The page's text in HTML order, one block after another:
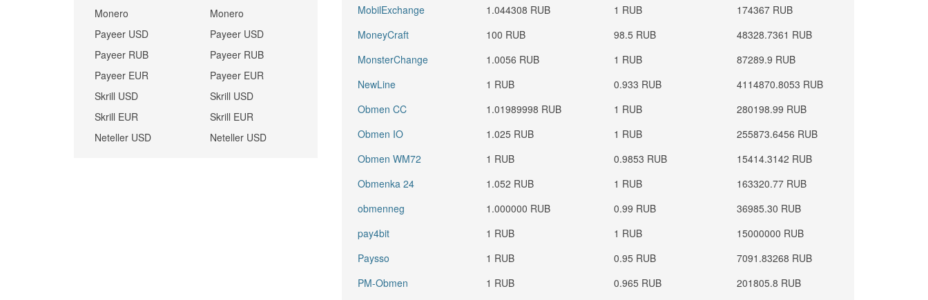
Monero
Payeer USD
Payeer RUB
Payeer EUR
Skrill USD
Skrill EUR
Neteller USD
Monero
Payeer USD
Payeer RUB
Payeer EUR
Skrill USD
Skrill EUR
Neteller USD
MobilExchange
1.044308 RUB 1 RUB
174367 RUB
MoneyCraft
100 RUB 98.5 RUB
48328.7361 RUB
MonsterChange
1.0056 RUB 1 RUB
87289.9 RUB
NewLine
1 RUB 0.933 RUB
4114870.8053 RUB
Obmen CC
1.01989998 RUB 1 RUB
280198.99 RUB
Obmen IO
1.025 RUB 1 RUB
255873.6456 RUB
Obmen WM72
1 RUB 0.9853 RUB
15414.3142 RUB
Obmenka 24
1.052 RUB 1 RUB
163320.77 RUB
obmenneg
1.000000 RUB 0.99 RUB
36985.30 RUB
pay4bit
1 RUB 1 RUB
15000000 RUB
Paysso
1 RUB 0.95 RUB
7091.83268 RUB
PM-Obmen
1 RUB 0.965 RUB
201805.8 RUB